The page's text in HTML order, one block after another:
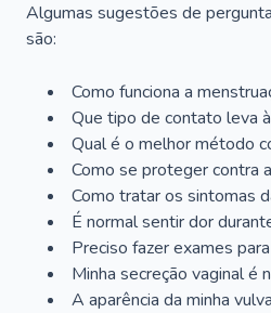
Algumas sugestões de
são:
Como funciona a
Que tipo de contato leva
Qual é o melhor método
Como se proteger contra
Como tratar os sintomas
É normal sentir dor
Preciso fazer exames
Minha secreção vaginal é
A aparência da minha